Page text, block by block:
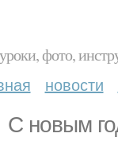
уроки, фото,
новости
С новым